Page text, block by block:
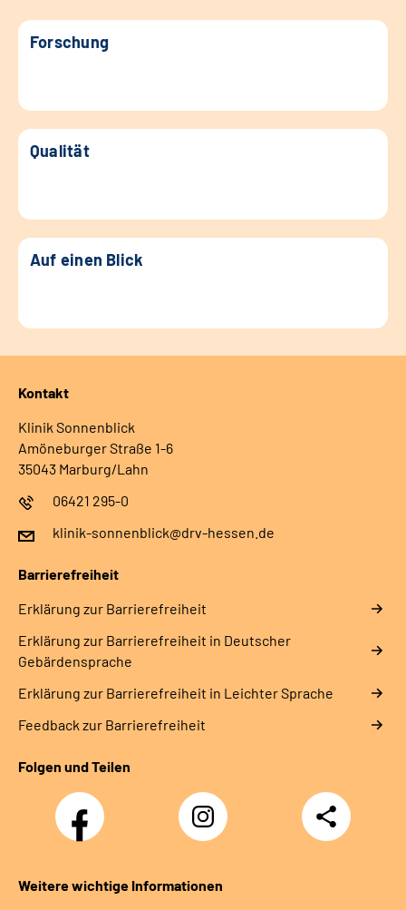
Forschung
Qualität
Auf einen Blick
Kontakt
Klinik Sonnenblick
Amöneburger Straße 1-6
35043 Marburg/Lahn
06421 295-0
klinik-sonnenblick@drv-hessen.de
Barrierefreiheit
Erklärung zur Barrierefreiheit
Erklärung zur Barrierefreiheit in Deutscher
Gebärdensprache
Erklärung zur Barrierefreiheit in Leichter Sprache
Feedback zur Barrierefreiheit
Folgen und Teilen
Facebook
Klinik
Sonnenblick
Instagram
Klinik
Sonnenblick
Teilen
Weitere wichtige Informationen